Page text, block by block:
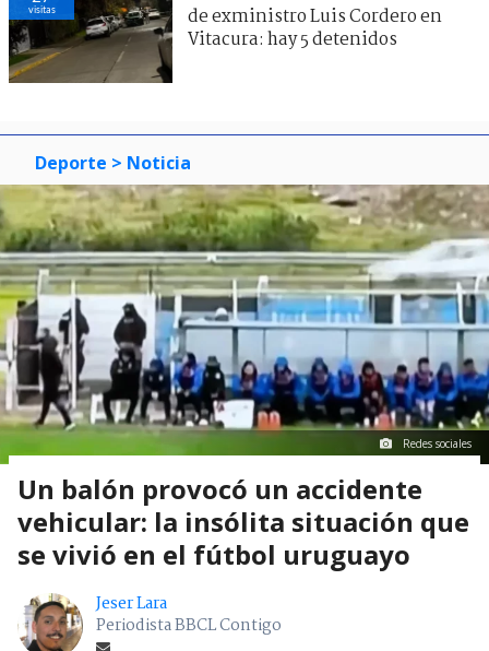
visitas
de exministro Luis Cordero en
Vitacura: hay 5 detenidos
Deporte > Noticia
Redes sociales
Un balón provocó un accidente
vehicular: la insólita situación que
se vivió en el fútbol uruguayo
Jeser Lara
Periodista BBCL Contigo